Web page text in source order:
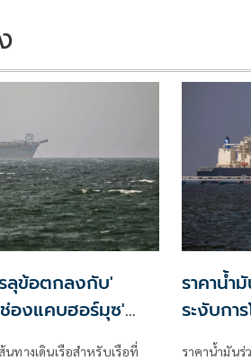
ลุข้อตกลงกับ'
ช่องแคบฮอร์มุซ'
ยู่กับสหรัฐฯ
ทางเดินเรือสำหรับเรือที่
ราคาน้ำ
ระงับกา
ราคาน้ำมันร่